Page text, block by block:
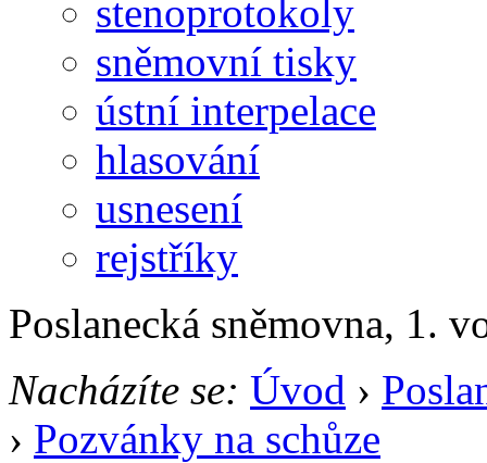
stenoprotokoly
sněmovní tisky
ústní interpelace
hlasování
usnesení
rejstříky
Poslanecká sněmovna, 1.
Nacházíte se: Úvod ›
› Pozvánky na schůze